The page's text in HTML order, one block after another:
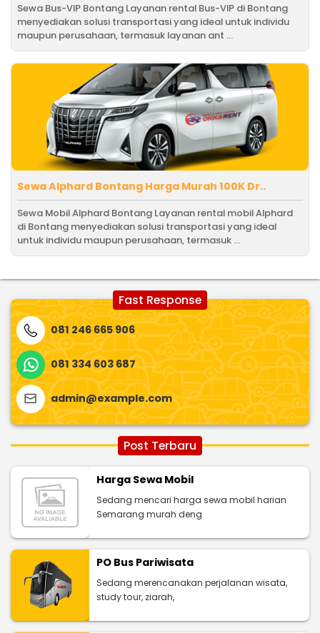
Sewa Bus-VIP Bontang Layanan rental Bus-VIP di Bontang
menyediakan solusi transportasi yang ideal untuk individu
maupun perusahaan, termasuk layanan ant ...
Sewa Alphard Bontang Harga Murah 100K Dr..
Sewa Mobil Alphard Bontang Layanan rental mobil Alphard
di Bontang menyediakan solusi transportasi yang ideal
untuk individu maupun perusahaan, termasuk ...
Fast Response
081 246 665 906
081 334 603 687
admin@example.com
Post Terbaru
Harga Sewa Mobil
Sedang mencari harga sewa mobil harian
Semarang murah deng
PO Bus Pariwisata
Sedang merencanakan perjalanan wisata,
study tour, ziarah,